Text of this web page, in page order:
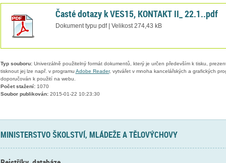
Časté dotazy k VES15, KONTAKT II_ 22.1..pdf
Dokument typu pdf | Velikost 274,43 kB
Typ souboru:Univerzálně použitelný formát dokumentů, který je určen především k tisku,
tisknout jej lze např. v programu Adobe Reader, vytvářet v mnoha kancelářských a grafických
doporučován k použití na webu.
Počet stažení:1070
Soubor publikován:2015-01-22 10:23:30
MINISTERSTVO ŠKOLSTVÍ, MLÁDEŽE A TĚLOVÝCHOVY